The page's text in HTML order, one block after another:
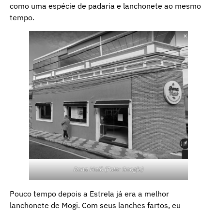
como uma espécie de padaria e lanchonete ao mesmo
tempo.
Dona Maiô (Foto: Google)
Pouco tempo depois a Estrela já era a melhor
lanchonete de Mogi. Com seus lanches fartos, eu